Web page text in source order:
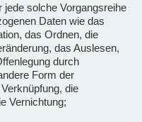
jede solche Vorgangsreihe
Daten wie das
das Ordnen, die
das Auslesen,
durch
Form der
die
Vernichtung;